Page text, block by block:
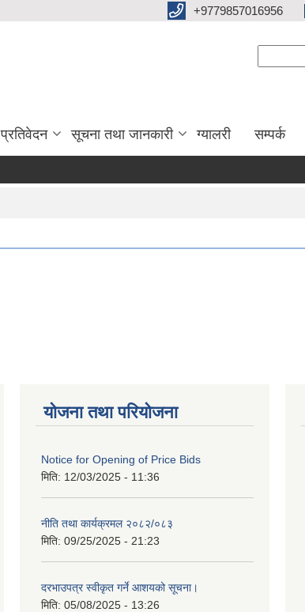
+9779857016956
प्रतिवेदन सूचना तथा जानकारी ग्यालरी सम्पर्क
योजना तथा परियोजना
Notice for Opening of Price Bids
मिति: 12/03/2025 - 11:36
नीति तथा कार्यक्रमल २०८२/०८३
मिति: 09/25/2025 - 21:23
दरभाउपत्र स्वीकृत गर्ने आशयको सूचना।
मिति: 05/08/2025 - 13:26